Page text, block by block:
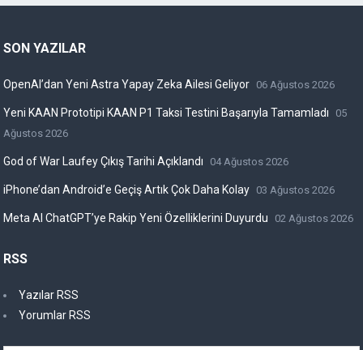
SON YAZILAR
OpenAI’dan Yeni Astra Yapay Zeka Ailesi Geliyor 06 Ağustos 2026
Yeni KAAN Prototipi KAAN P1 Taksi Testini Başarıyla Tamamladı
05
Ağustos 2026
God of War Laufey Çıkış Tarihi Açıklandı 04 Ağustos 2026
iPhone’dan Android’e Geçiş Artık Çok Daha Kolay 03 Ağustos 2026
Meta AI ChatGPT’ye Rakip Yeni Özelliklerini Duyurdu 02 Ağustos 2026
RSS
Yazılar RSS
Yorumlar RSS